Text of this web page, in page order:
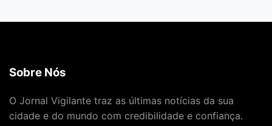
Sobre Nós
O Jornal Vigilante traz as últimas notícias da sua
cidade e do mundo com credibilidade e confiança.